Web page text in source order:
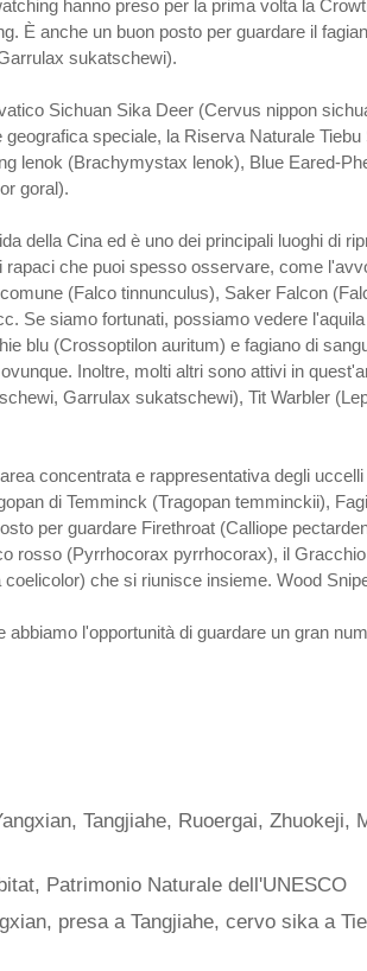
hanno preso per la prima volta la
È anche un buon posto per guardare il
sukatschewi).
Sichuan Sika Deer (Cervus nippon
speciale, la Riserva Naturale
lenok (Brachymystax lenok), Blue Eared-
goral).
della Cina ed è uno dei principali luoghi di
rapaci che puoi spesso osservare, come
(Falco tinnunculus), Saker Falcon
Se siamo fortunati, possiamo vedere
blu (Crossoptilon auritum) e fagiano di
Inoltre, molti altri sono attivi in
Garrulax sukatschewi), Tit Warbler
concentrata e rappresentativa degli
di Temminck (Tragopan temminckii),
per guardare Firethroat (Calliope
rosso (Pyrrhocorax pyrrhocorax), il
che si riunisce insieme. Wood
l'opportunità di guardare un gran
Tangjiahe, Ruoergai, Zhuokeji,
Patrimonio Naturale dell'UNESCO
presa a Tangjiahe, cervo sika a